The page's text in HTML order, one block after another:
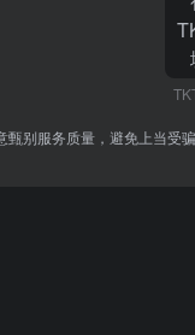
别服务质量，避免上当受